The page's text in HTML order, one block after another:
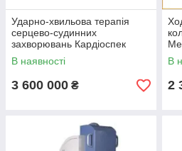
Ударно-хвильова терапія
серцево-судинних
захворювань Кардіоспек
(Cardiospec)
В наявності
3 600 000 ₴
В
2